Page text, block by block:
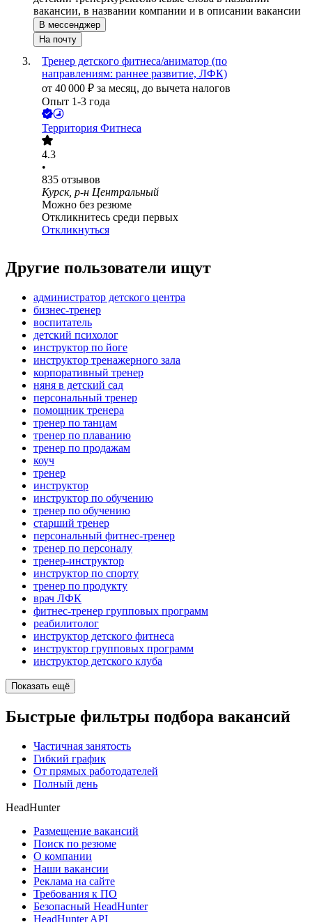
вакансии, в названии компании и в описании вакансии
В мессенджер
На почту
Тренер детского фитнеса/аниматор (по
направлениям: раннее развитие, ЛФК)
от 40 000 ₽ за месяц, до вычета налогов
Опыт 1-3 года
Территория Фитнеса
4.3
•
835 отзывов
Курск, р-н Центральный
Можно без резюме
Откликнитесь среди первых
Откликнуться
Другие пользователи ищут
администратор детского центра
бизнес-тренер
воспитатель
детский психолог
инструктор по йоге
инструктор тренажерного зала
корпоративный тренер
няня в детский сад
персональный тренер
помощник тренера
тренер по танцам
тренер по плаванию
тренер по продажам
коуч
тренер
инструктор
инструктор по обучению
тренер по обучению
старший тренер
персональный фитнес-тренер
тренер по персоналу
тренер-инструктор
инструктор по спорту
тренер по продукту
врач ЛФК
фитнес-тренер групповых программ
реабилитолог
инструктор детского фитнеса
инструктор групповых программ
инструктор детского клуба
Показать ещё
Быстрые фильтры подбора вакансий
Частичная занятость
Гибкий график
От прямых работодателей
Полный день
HeadHunter
Размещение вакансий
Поиск по резюме
О компании
Наши вакансии
Реклама на сайте
Требования к ПО
Безопасный HeadHunter
HeadHunter API